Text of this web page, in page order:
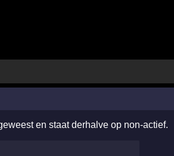
en staat derhalve op non-actief.